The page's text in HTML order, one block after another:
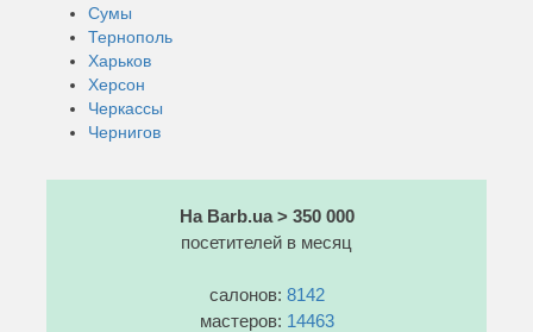
Сумы
Тернополь
Харьков
Херсон
Черкассы
Чернигов
На Barb.ua > 350 000
посетителей в месяц
салонов: 8142
мастеров: 14463